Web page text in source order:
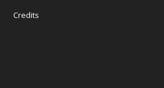
Credits